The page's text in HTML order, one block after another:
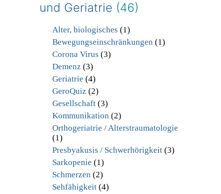
und Geriatrie (46)
Alter, biologisches (1)
Bewegungseinschränkungen (1)
Corona Virus (3)
Demenz (3)
Geriatrie (4)
GeroQuiz (2)
Gesellschaft(3)
Kommunikation (2)
Orthogeriatrie / Alterstraumatologie
(1)
Presbyakusis / Schwerhörigkeit(3)
Sarkopenie (1)
Schmerzen (2)
Sehfähigkeit(4)